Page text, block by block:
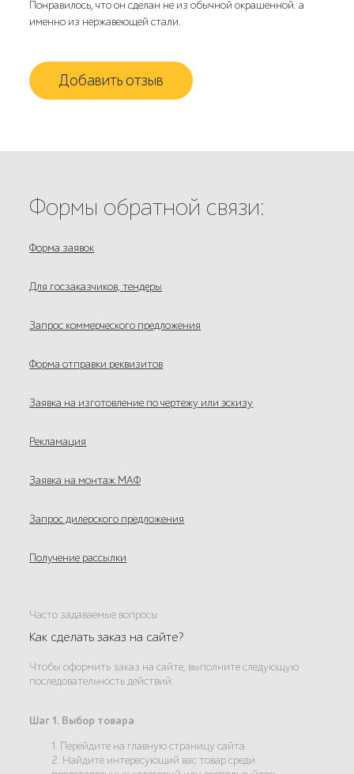
Понравилось, что он сделан не из обычной окрашенной. а
именно из нержавеющей стали.
Добавить отзыв
Формы обратной связи:
Форма заявок
Для госзаказчиков, тендеры
Запрос коммерческого предложения
Форма отправки реквизитов
Заявка на изготовление по чертежу или эскизу
Рекламация
Заявка на монтаж МАФ
Запрос дилерского предложения
Получение рассылки
Часто задаваемые вопросы
Как сделать заказ на сайте?
Чтобы оформить заказ на сайте, выполните следующую
последовательность действий:
Шаг 1. Выбор товара
1. Перейдите на главную страницу сайта.
2. Найдите интересующий вас товар среди